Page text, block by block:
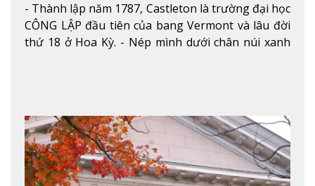
- Thành lập năm 1787, Castleton là trường đại học
CÔNG LẬP đầu tiên của bang Vermont và lâu đời
thứ 18 ở Hoa Kỳ. - Nép mình dưới chân núi xanh
tuyết của trường, sinh viên có thể thưởng thức vẻ
đẹp tự nhiên của Vermont từ mọi góc trong
khuôn viên trường.Xem thêm